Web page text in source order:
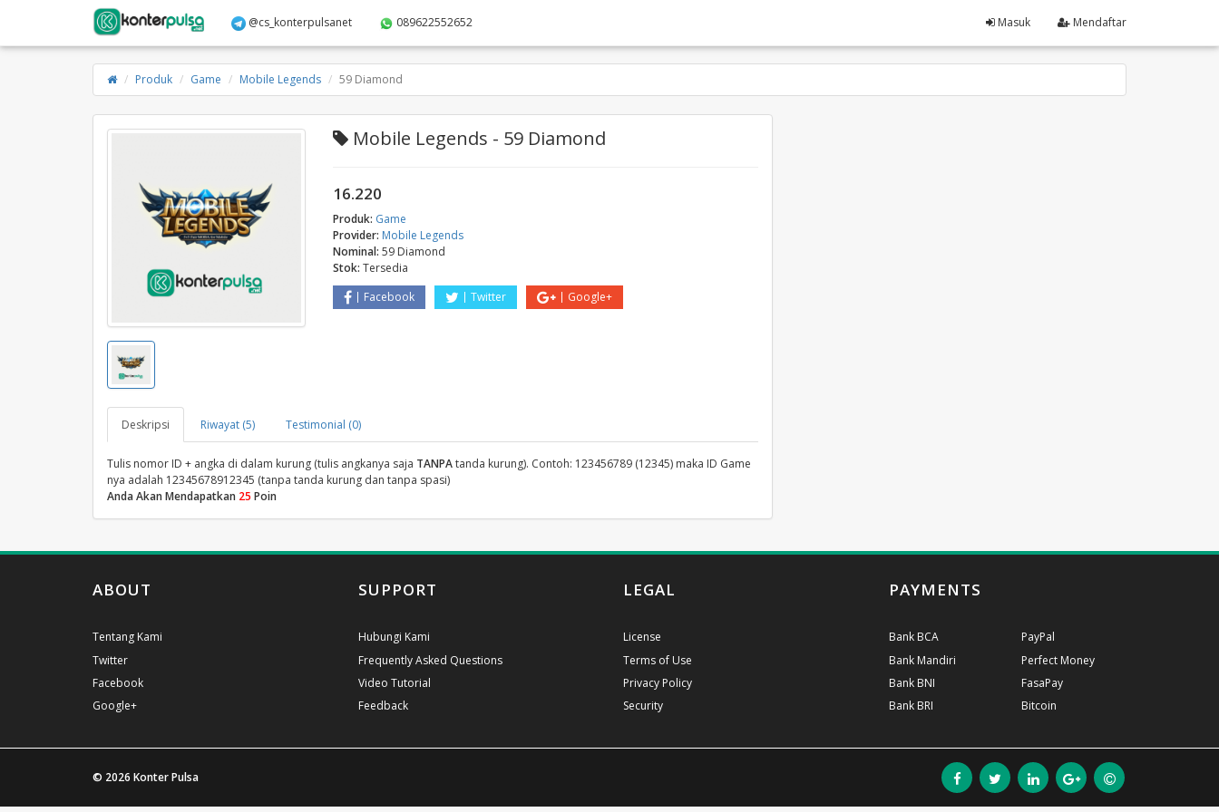
@cs_konterpulsanet 089622552652 Masuk Mendaftar
Produk Game Mobile Legends 59 Diamond
Mobile Legends - 59 Diamond
16.220
Produk: Game
Provider: Mobile Legends
Nominal: 59 Diamond
Stok: Tersedia
Facebook
Twitter Google+
Deskripsi Riwayat (5) Testimonial (0)
Tulis nomor ID + angka di dalam kurung (tulis angkanya saja TANPAtanda kurung). Contoh: 123456789 (12345) maka ID Game
nya adalah 12345678912345 (tanpa tanda kurung dan tanpa spasi)
Anda Akan Mendapatkan 25 Poin
ABOUT
Tentang Kami
Twitter
Facebook
Google+
SUPPORT
Hubungi Kami
Frequently Asked Questions
Video Tutorial
Feedback
LEGAL
License
Terms of Use
Privacy Policy
Security
PAYMENTS
Bank BCA
Bank Mandiri
Bank BNI
Bank BRI
PayPal
Perfect Money
FasaPay
Bitcoin
© 2026 Konter Pulsa